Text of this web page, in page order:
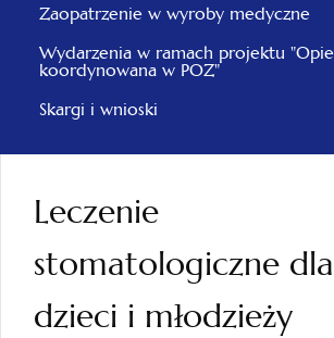
Zaopatrzenie w wyroby medyczne
Wydarzenia w ramach projektu
koordynowana w POZ"
Skargi i wnioski
Leczenie
stomatologiczne dla
dzieci i młodzieży